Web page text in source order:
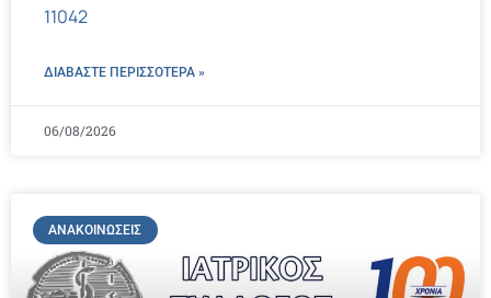
11042
ΔΙΑΒΑΣΤΕ ΠΕΡΙΣΣΌΤΕΡΑ »
06/08/2026
ΑΝΑΚΟΙΝΏΣΕΙΣ